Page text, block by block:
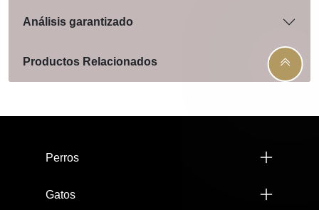
Análisis garantizado
Productos Relacionados
Perros
Gatos